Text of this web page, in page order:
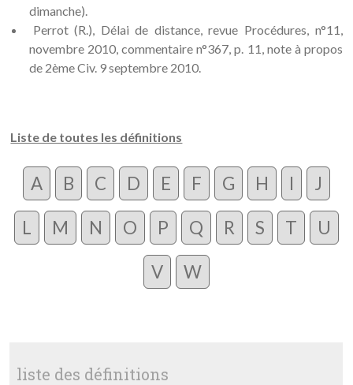
dimanche).
Perrot (R.), Délai de distance, revue Procédures, n°11,
novembre 2010, commentaire n°367, p. 11, note à propos
de 2ème Civ. 9 septembre 2010.
Liste de toutes les définitions
A B C D E F G H I J
L M N O P Q R S T U
V W
liste des définitions